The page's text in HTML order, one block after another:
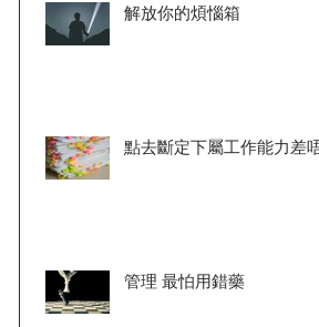
解放你的煩惱箱
點去斷定下屬工作能力差
管理 最怕用錯藥